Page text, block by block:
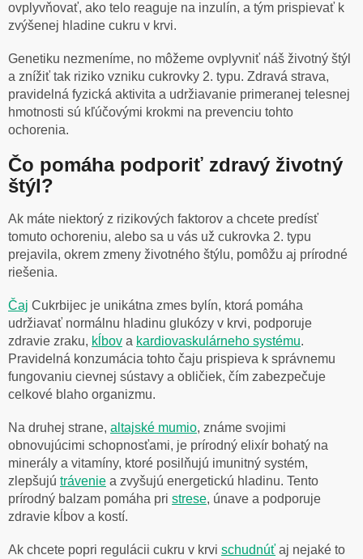
ovplyvňovať, ako telo reaguje na inzulín, a tým prispievať k
zvýšenej hladine cukru v krvi.
Genetiku nezmeníme, no môžeme ovplyvniť náš životný štýl
a znížiť tak riziko vzniku cukrovky 2. typu. Zdravá strava,
pravidelná fyzická aktivita a udržiavanie primeranej telesnej
hmotnosti sú kľúčovými krokmi na prevenciu tohto
ochorenia.
Čo pomáha podporiť zdravý životný
štýl?
Ak máte niektorý z rizikových faktorov a chcete predísť
tomuto ochoreniu, alebo sa u vás už cukrovka 2. typu
prejavila, okrem zmeny životného štýlu, pomôžu aj prírodné
riešenia.
Čaj Cukrbijec je unikátna zmes bylín, ktorá pomáha
udržiavať normálnu hladinu glukózy v krvi, podporuje
zdravie zraku, kĺbov a kardiovaskulárneho systému.
Pravidelná konzumácia tohto čaju prispieva k správnemu
fungovaniu cievnej sústavy a obličiek, čím zabezpečuje
celkové blaho organizmu.
Na druhej strane, altajské mumio, známe svojimi
obnovujúcimi schopnosťami, je prírodný elixír bohatý na
minerály a vitamíny, ktoré posilňujú imunitný systém,
zlepšujú trávenie a zvyšujú energetickú hladinu. Tento
prírodný balzam pomáha pri strese, únave a podporuje
zdravie kĺbov a kostí.
Ak chcete popri regulácii cukru v krvi schudnúť aj nejaké to